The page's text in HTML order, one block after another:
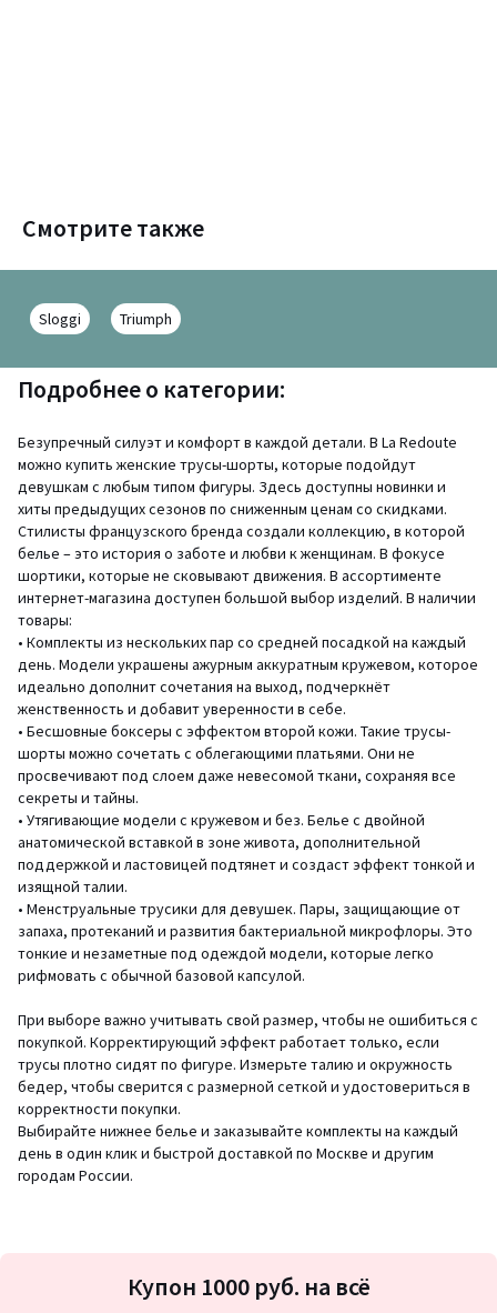
Смотрите также
Sloggi Triumph
Подробнее о категории:
Безупречный силуэт и комфорт в каждой детали. В La Redoute
можно купить женские трусы-шорты, которые подойдут
девушкам с любым типом фигуры. Здесь доступны новинки и
хиты предыдущих сезонов по сниженным ценам со скидками.
Стилисты французского бренда создали коллекцию, в которой
белье – это история о заботе и любви к женщинам. В фокусе
шортики, которые не сковывают движения. В ассортименте
интернет-магазина доступен большой выбор изделий. В наличии
товары:
• Комплекты из нескольких пар со средней посадкой на каждый
день. Модели украшены ажурным аккуратным кружевом, которое
идеально дополнит сочетания на выход, подчеркнёт
женственность и добавит уверенности в себе.
• Бесшовные боксеры с эффектом второй кожи. Такие трусы-
шорты можно сочетать с облегающими платьями. Они не
просвечивают под слоем даже невесомой ткани, сохраняя все
секреты и тайны.
• Утягивающие модели с кружевом и без. Белье с двойной
анатомической вставкой в зоне живота, дополнительной
поддержкой и ластовицей подтянет и создаст эффект тонкой и
изящной талии.
• Менструальные трусики для девушек. Пары, защищающие от
запаха, протеканий и развития бактериальной микрофлоры. Это
тонкие и незаметные под одеждой модели, которые легко
рифмовать с обычной базовой капсулой.
При выборе важно учитывать свой размер, чтобы не ошибиться с
покупкой. Корректирующий эффект работает только, если
трусы плотно сидят по фигуре. Измерьте талию и окружность
бедер, чтобы сверится с размерной сеткой и удостовериться в
корректности покупки.
Выбирайте нижнее белье и заказывайте комплекты на каждый
день в один клик и быстрой доставкой по Москве и другим
городам России.
на
Купон 1000 руб. на всё